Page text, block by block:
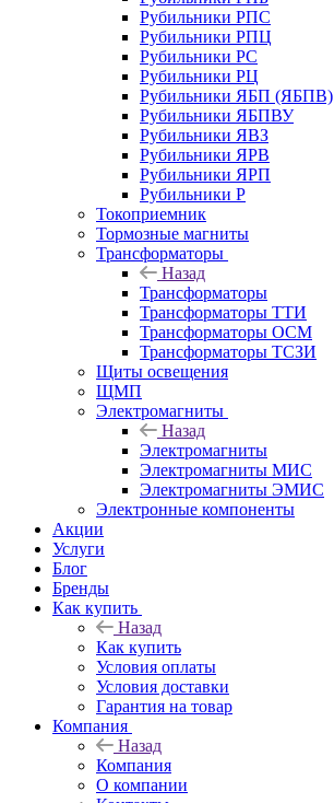
Рубильники РПС
Рубильники РПЦ
Рубильники РС
Рубильники РЦ
Рубильники ЯБП (ЯБПВ)
Рубильники ЯБПВУ
Рубильники ЯВЗ
Рубильники ЯРВ
Рубильники ЯРП
Рубильники Р
Токоприемник
Тормозные магниты
Трансформаторы
Назад
Трансформаторы
Трансформаторы ТТИ
Трансформаторы ОСМ
Трансформаторы ТСЗИ
Щиты освещения
ЩМП
Электромагниты
Назад
Электромагниты
Электромагниты МИС
Электромагниты ЭМИС
Электронные компоненты
Акции
Услуги
Блог
Бренды
Как купить
Назад
Как купить
Условия оплаты
Условия доставки
Гарантия на товар
Компания
Назад
Компания
О компании